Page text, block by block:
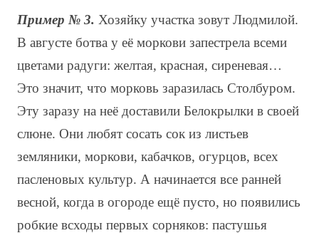
Пример № 3. Хозяйку участка зовут Людмилой.
В августе ботва у её моркови запестрела всеми
цветами радуги: желтая, красная, сиреневая…
Это значит, что морковь заразилась Столбуром.
Эту заразу на неё доставили Белокрылки в своей
слюне. Они любят сосать сок из листьев
земляники, моркови, кабачков, огурцов, всех
пасленовых культур. А начинается все ранней
весной, когда в огороде ещё пусто, но появились
робкие всходы первых сорняков: пастушья